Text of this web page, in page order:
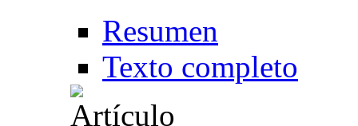
Resumen
Texto completo